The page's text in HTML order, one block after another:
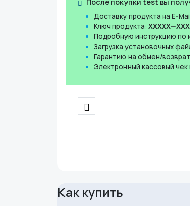
Доставку продукта на E-
Ключ продукта:
Подробную инструкцию по
Загрузка установочных
Гарантию на обмен/
Электронный кассовый
Как купить